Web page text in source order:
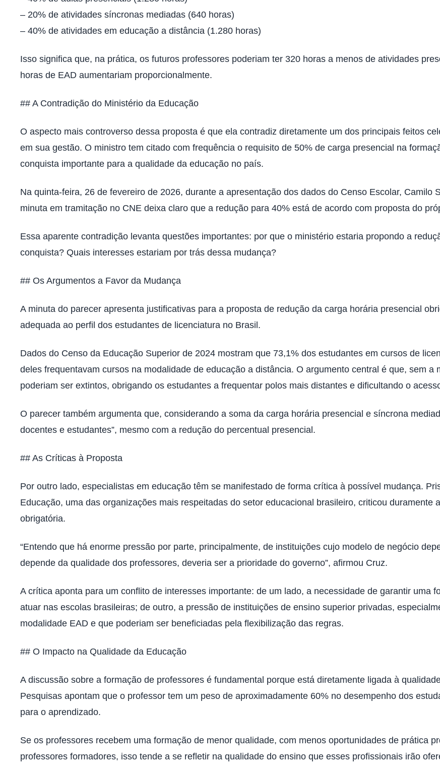
– 20% de atividades síncronas mediadas (640 horas)
– 40% de atividades em educação a distância (1.280 horas)
Isso significa que, na prática, os futuros professores poderiam ter 320 horas a menos de atividades
horas de EAD aumentariam proporcionalmente.
## A Contradição do Ministério da Educação
O aspecto mais controverso dessa proposta é que ela contradiz diretamente um dos principais feitos
em sua gestão. O ministro tem citado com frequência o requisito de 50% de carga presencial na
conquista importante para a qualidade da educação no país.
Na quinta-feira, 26 de fevereiro de 2026, durante a apresentação dos dados do Censo Escolar, Camilo
minuta em tramitação no CNE deixa claro que a redução para 40% está de acordo com proposta do
Essa aparente contradição levanta questões importantes: por que o ministério estaria propondo a
conquista? Quais interesses estariam por trás dessa mudança?
## Os Argumentos a Favor da Mudança
A minuta do parecer apresenta justificativas para a proposta de redução da carga horária presencial
adequada ao perfil dos estudantes de licenciatura no Brasil.
Dados do Censo da Educação Superior de 2024 mostram que 73,1% dos estudantes em cursos de
deles frequentavam cursos na modalidade de educação a distância. O argumento central é que, sem
poderiam ser extintos, obrigando os estudantes a frequentar polos mais distantes e dificultando o
O parecer também argumenta que, considerando a soma da carga horária presencial e síncrona
docentes e estudantes”, mesmo com a redução do percentual presencial.
## As Críticas à Proposta
Por outro lado, especialistas em educação têm se manifestado de forma crítica à possível mudança.
Educação, uma das organizações mais respeitadas do setor educacional brasileiro, criticou duramente
obrigatória.
“Entendo que há enorme pressão por parte, principalmente, de instituições cujo modelo de negócio
depende da qualidade dos professores, deveria ser a prioridade do governo”, afirmou Cruz.
A crítica aponta para um conflito de interesses importante: de um lado, a necessidade de garantir uma
atuar nas escolas brasileiras; de outro, a pressão de instituições de ensino superior privadas,
modalidade EAD e que poderiam ser beneficiadas pela flexibilização das regras.
## O Impacto na Qualidade da Educação
A discussão sobre a formação de professores é fundamental porque está diretamente ligada à
Pesquisas apontam que o professor tem um peso de aproximadamente 60% no desempenho dos
para o aprendizado.
Se os professores recebem uma formação de menor qualidade, com menos oportunidades de prática
professores formadores, isso tende a se refletir na qualidade do ensino que esses profissionais irão